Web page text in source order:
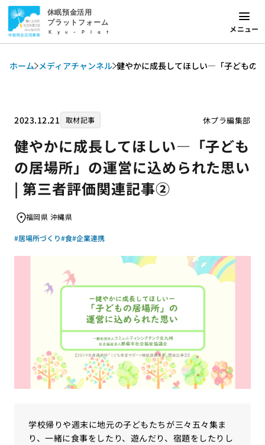
休眠預金活用
プラットフォーム
Kyu-Plat メニュー
ホーム メディアチャンネル 健やかに成長してほしい―「子どもの
2023.12.21 取材記事 休プラ編集部
健やかに成長してほしい―「子ども
の居場所」の運営に込められた思い
| 第三者評価関連記事②
福岡県 沖縄県
#居場所づくり#食#企業連携
学校帰りや週末に地元の子どもたちが三々五々集ま
り、一緒に食事をしたり、遊んだり、宿題をしたりし